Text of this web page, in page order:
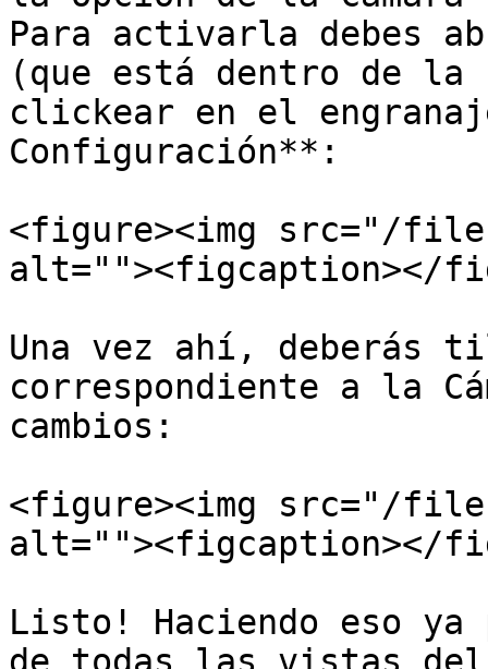
Para activarla debes
(que está dentro de
clickear en el
Configuración**:
<figure><img src="/
alt=""><figcaption></
Una vez ahí, deberás
correspondiente a la
cambios:
<figure><img src="/
alt=""><figcaption></
Listo! Haciendo eso ya